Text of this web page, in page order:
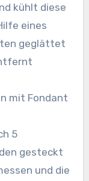
kühlt diese
eines
geglättet
mit Fondant
5
gesteckt
und die